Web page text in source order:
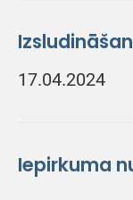
17.04.2024
Iepirkuma